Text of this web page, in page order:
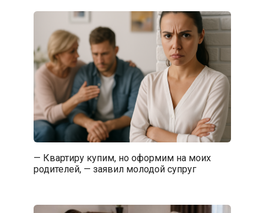
— Квартиру купим, но оформим на моих
родителей, — заявил молодой супруг